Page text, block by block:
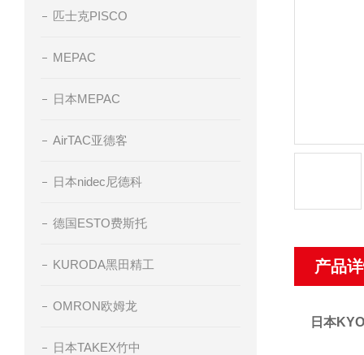
匹士克PISCO
MEPAC
日本MEPAC
AirTAC亚德客
日本nidec尼德科
德国ESTO费斯托
KURODA黑田精工
OMRON欧姆龙
日本TAKEX竹中
产品
日本